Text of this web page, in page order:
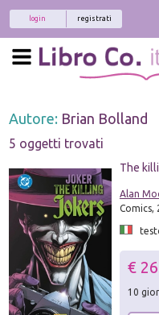
registrati
login
Autore: Brian Bolland
5 oggetti trovati
The
Alan
Comics,
€
10